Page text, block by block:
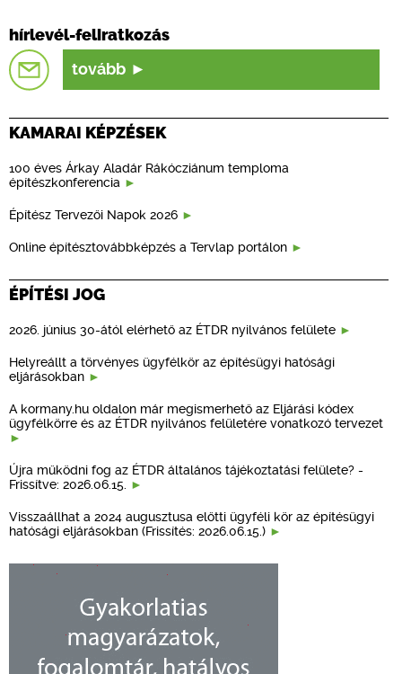
hírlevél-feliratkozás
tovább
KAMARAI KÉPZÉSEK
100 éves Árkay Aladár Rákócziánum temploma
építészkonferencia
Építész Tervezői Napok 2026
Online építésztovábbképzés a Tervlap portálon
ÉPÍTÉSI JOG
2026. június 30-ától elérhető az ÉTDR nyilvános felülete
Helyreállt a törvényes ügyfélkör az építésügyi hatósági
eljárásokban
A kormany.hu oldalon már megismerhető az Eljárási kódex
ügyfélkörre és az ÉTDR nyilvános felületére vonatkozó tervezet
Újra működni fog az ÉTDR általános tájékoztatási felülete? -
Frissítve: 2026.06.15.
Visszaállhat a 2024 augusztusa előtti ügyféli kör az építésügyi
hatósági eljárásokban (Frissítés: 2026.06.15.)